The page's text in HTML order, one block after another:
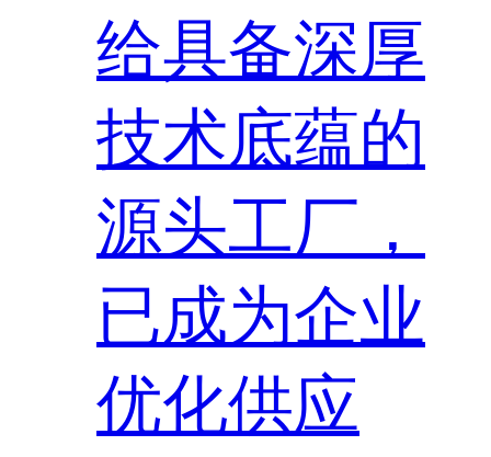
给具备深厚
技术底蕴的
源头工厂，
已成为企业
优化供应